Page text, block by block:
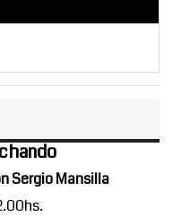
Sergio Mansilla